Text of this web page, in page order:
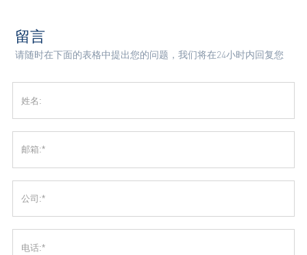
留言
请随时在下面的表格中提出您的问题，我们将在24小时内回复您